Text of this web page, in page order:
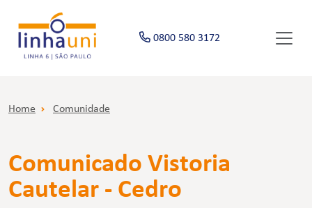
0800 580 3172
Home Comunidade
Comunicado Vistoria
Cautelar - Cedro